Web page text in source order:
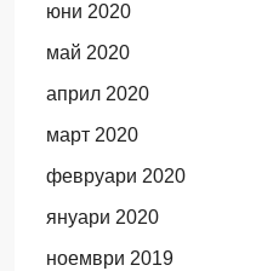
юни 2020
май 2020
април 2020
март 2020
февруари 2020
януари 2020
ноември 2019